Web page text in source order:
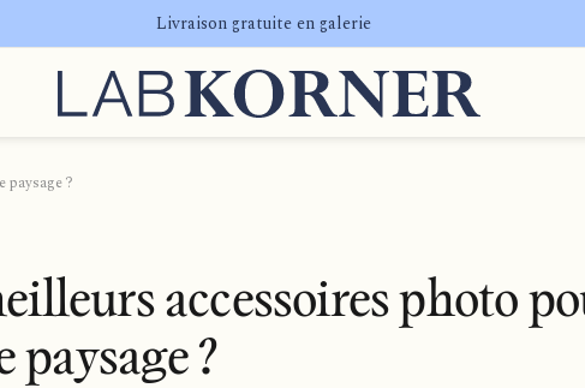
Livraison gratuite en galerie
paysage ?
accessoires photo
?